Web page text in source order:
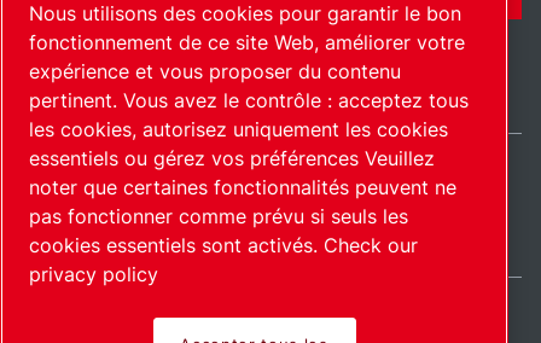
Plan du siteGérer les cookies© 2026 Copyright.
International / FR
Nous utilisons des cookies pour garantir le bon
fonctionnement de ce site Web, améliorer votre
expérience et vous proposer du contenu
pertinent. Vous avez le contrôle : acceptez tous
les cookies, autorisez uniquement les cookies
essentiels ou gérez vos préférences Veuillez
noter que certaines fonctionnalités peuvent ne
pas fonctionner comme prévu si seuls les
cookies essentiels sont activés. Check our
privacy policy